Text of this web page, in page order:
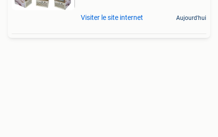
Visiter le site internet Aujourd'hui